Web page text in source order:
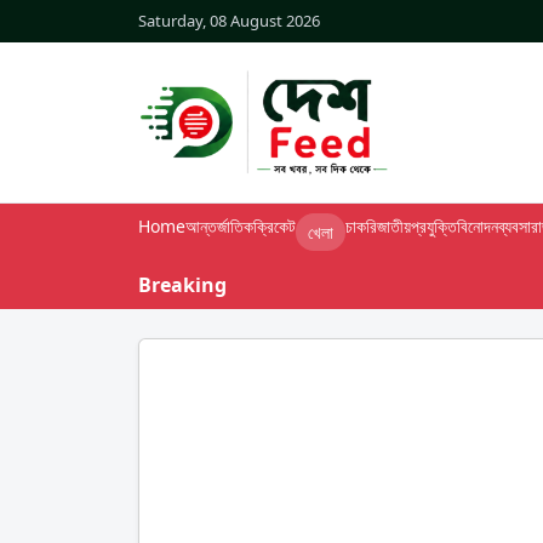
Saturday, 08 August 2026
Homeআন্তর্জাতিকক্রিকেট খেলা চাকরিজাতীয়প্রযুক্তিবিনোদনব্যবসা
Breaking